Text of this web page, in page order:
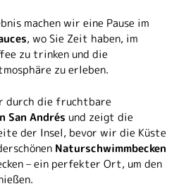
machen wir eine Pause im
, wo Sie Zeit haben, im
zu trinken und die
zu erleben.
durch die fruchtbare
San Andrés und zeigt die
der Insel, bevor wir die Küste
Naturschwimmbecken
– ein perfekter Ort, um den